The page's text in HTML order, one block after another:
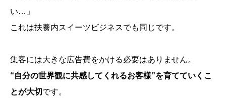
い…」
これは扶養内スイーツビジネスでも同じです。
集客には大きな広告費をかける必要はありません。
“自分の世界観に共感してくれるお客様”を育てていくこ
とが大切です。